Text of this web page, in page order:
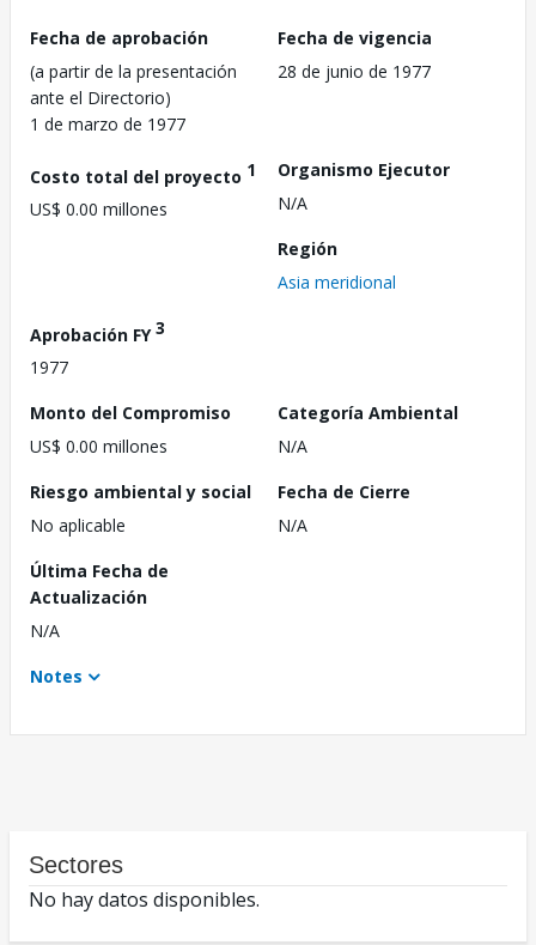
Fecha de aprobación
(a partir de la presentación
ante el Directorio)
1 de marzo de 1977
Fecha de vigencia
28 de junio de 1977
Costo total del proyecto 1
US$ 0.00 millones
Organismo Ejecutor
N/A
Región
Asia meridional
Aprobación FY3
1977
Monto del Compromiso
US$ 0.00 millones
Categoría Ambiental
N/A
Riesgo ambiental y social
No aplicable
Fecha de Cierre
N/A
Última Fecha de
Actualización
N/A
Notes
Sectores
No hay datos disponibles.